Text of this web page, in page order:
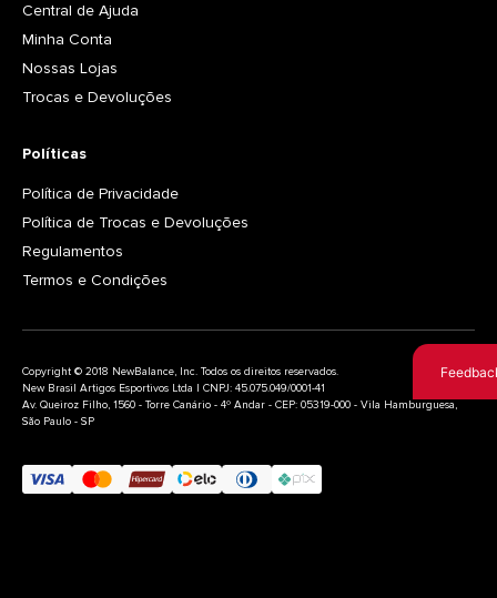
Central de Ajuda
Minha Conta
Nossas Lojas
Trocas e Devoluções
Políticas
Política de Privacidade
Política de Trocas e Devoluções
Regulamentos
Termos e Condições
Copyright © 2018 NewBalance, Inc. Todos os direitos reservados.
New Brasil Artigos Esportivos Ltda | CNPJ: 45.075.049/0001-41
Av. Queiroz Filho, 1560 - Torre Canário - 4º Andar - CEP: 05319-000 - Vila Hamburguesa,
São Paulo - SP